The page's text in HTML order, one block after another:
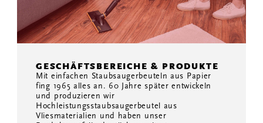
GESCHÄFTSBEREICHE & PRODUKTE
Mit einfachen Staubsaugerbeuteln aus Papier
fing 1965 alles an. 60 Jahre später entwickeln
und produzieren wir
Hochleistungsstaubsaugerbeutel aus
Vliesmaterialien und haben unser